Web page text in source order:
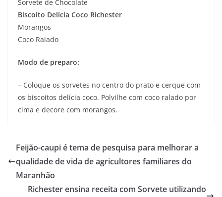
Sorvete de Chocolate
Biscoito Delícia Coco Richester
Morangos
Coco Ralado
Modo de preparo:
– Coloque os sorvetes no centro do prato e cerque com
os biscoitos delícia coco. Polvilhe com coco ralado por
cima e decore com morangos.
Feijão-caupi é tema de pesquisa para melhorar a
qualidade de vida de agricultores familiares do
Maranhão
Richester ensina receita com Sorvete utilizando